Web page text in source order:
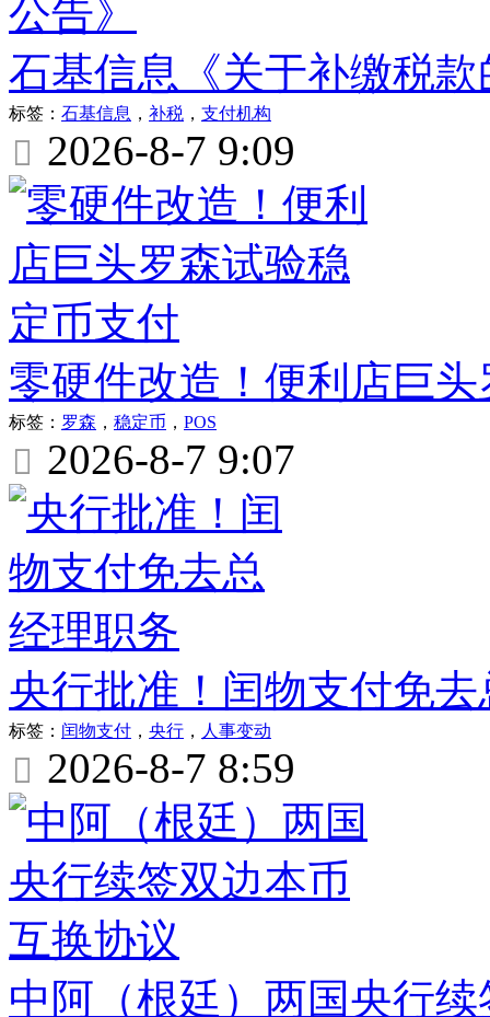
石基信息《关于补缴税
标签： 石基信息 ， 补税 ， 支付机构
 2026-8-7 9:09
零硬件改造！便利店巨
标签： 罗森 ， 稳定币 ， POS
 2026-8-7 9:07
央行批准！闰物支付免
标签： 闰物支付 ， 央行 ， 人事变动
 2026-8-7 8:59
中阿（根廷）两国央行